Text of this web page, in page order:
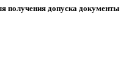
получения допуска документы